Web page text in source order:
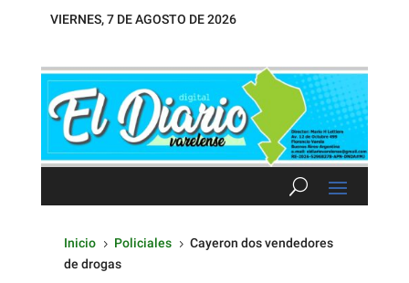
VIERNES, 7 DE AGOSTO DE 2026
Inicio 5 Policiales 5 Cayeron dos vendedores
de drogas